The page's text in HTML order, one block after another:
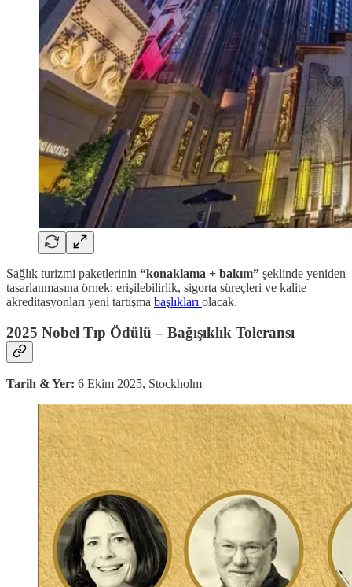
Sağlık turizmi paketlerinin “konaklama + bakım” şeklinde yeniden
tasarlanmasına örnek; erişilebilirlik, sigorta süreçleri ve kalite
akreditasyonları yeni tartışma başlıkları olacak.
2025 Nobel Tıp Ödülü – Bağışıklık Toleransı
Tarih & Yer: 6 Ekim 2025, Stockholm